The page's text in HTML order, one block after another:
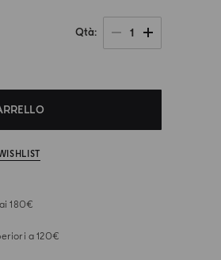
Qtà 1
180€
a 120€